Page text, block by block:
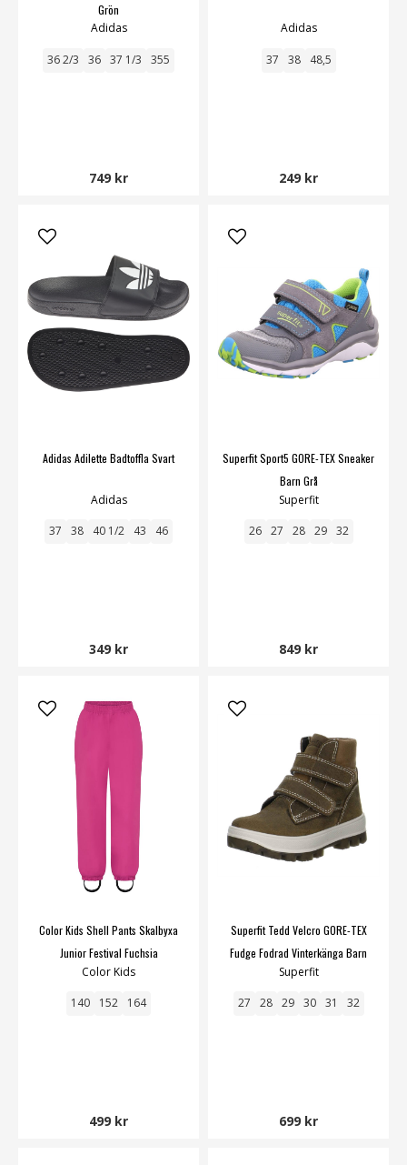
Grön
Adidas
36 2/3 36 37 1/3 355
749 kr
Adidas
37 38 48,5
249 kr
Adidas Adilette Badtoffla Svart
Adidas
37 38 40 1/2 43 46
349 kr
Superfit Sport5 GORE-TEX Sneaker
Barn Grå
Superfit
26 27 28 29 32
849 kr
Color Kids Shell Pants Skalbyxa
Junior Festival Fuchsia
Color Kids
140 152 164
499 kr
Superfit Tedd Velcro GORE-TEX
Fudge Fodrad Vinterkänga Barn
Junior
Superfit
27 28 29 30 31 32
699 kr